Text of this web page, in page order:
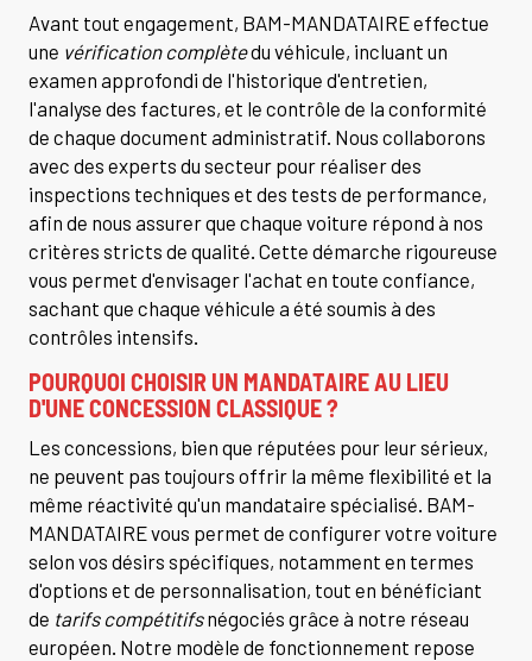
Avant tout engagement, BAM-MANDATAIRE effectue
une vérification complètedu véhicule, incluant un
examen approfondi de l'historique d'entretien,
l'analyse des factures, et le contrôle de la conformité
de chaque document administratif. Nous collaborons
avec des experts du secteur pour réaliser des
inspections techniques et des tests de performance,
afin de nous assurer que chaque voiture répond à nos
critères stricts de qualité. Cette démarche rigoureuse
vous permet d'envisager l'achat en toute confiance,
sachant que chaque véhicule a été soumis à des
contrôles intensifs.
POURQUOI CHOISIR UN MANDATAIRE AU LIEU
D'UNE CONCESSION CLASSIQUE ?
Les concessions, bien que réputées pour leur sérieux,
ne peuvent pas toujours offrir la même flexibilité et la
même réactivité qu'un mandataire spécialisé. BAM-
MANDATAIRE vous permet de configurer votre voiture
selon vos désirs spécifiques, notamment en termes
d'options et de personnalisation, tout en bénéficiant
de tarifs compétitifsnégociés grâce à notre réseau
européen. Notre modèle de fonctionnement repose